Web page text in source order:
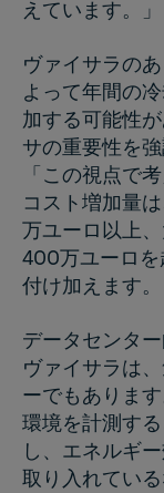
えています。」
ヴァイサラの
よって年間の
加する可能性
サの重要性を強
「この視点で
コスト増加量
万ユーロ以上
400万ユーロ
付け加えます。
データセンタ
ヴァイサラは
ーでもありま
環境を計測す
し、エネルギ
取り入れてい